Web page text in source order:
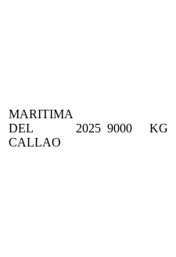
MARITIMA
DEL
CALLAO
2025 9000 KG